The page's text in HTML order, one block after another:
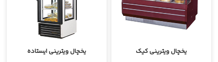
یخچال ویترینی کیک یخچال ویترینی ایستاده